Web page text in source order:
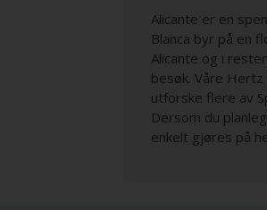
Alicante er en
Blanca byr på en
Alicante og i
besøk. Våre
utforske flere av
Dersom du
enkelt gjøres på